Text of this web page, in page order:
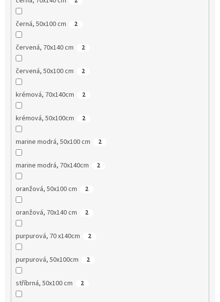
černá, 50x100 cm 2
červená, 70x140 cm 2
červená, 50x100 cm 2
krémová, 70x140cm 2
krémová, 50x100cm 2
marine modrá, 50x100 cm 2
marine modrá, 70x140cm 2
oranžová, 50x100 cm 2
oranžová, 70x140 cm 2
purpurová, 70 x140cm 2
purpurová, 50x100cm 2
stříbrná, 50x100 cm 2